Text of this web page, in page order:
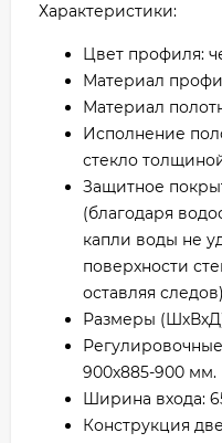
Характеристики:
Цвет профиля:
Материал
Материал
Исполнение
стекло
Защитное
(благодаря
капли воды не
поверхности
оставляя
Размеры
900х885-900 мм.
Ширина входа:
Конструкция